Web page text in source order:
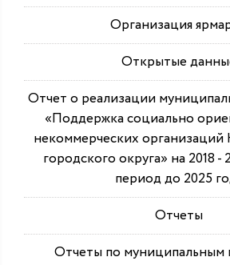
Организация
Открытые
Отчет о реализации
«Поддержка социально
некоммерческих организаций
городского округа» на 2018 -
период до 2025
Отчеты
Отчеты по муниципальным